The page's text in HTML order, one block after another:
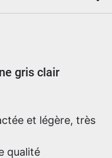
gris clair
et légère, très
qualité